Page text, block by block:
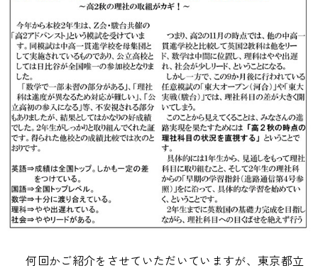
何回かご紹介をさせていただいていますが、東京都立